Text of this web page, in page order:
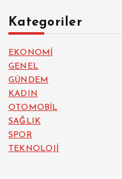
Kategoriler
EKONOMİ
GENEL
GÜNDEM
KADIN
OTOMOBİL
SAĞLIK
SPOR
TEKNOLOJİ